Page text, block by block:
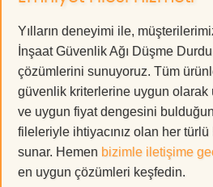
Yılların deneyimi ile,
İnşaat Güvenlik Ağı Düşme
çözümlerini sunuyoruz. Tüm
güvenlik kriterlerine uygun olarak
ve uygun fiyat dengesini
fileleriyle ihtiyacınız olan her
sunar. Hemen bizimle iletişime
en uygun çözümleri keşfedin.